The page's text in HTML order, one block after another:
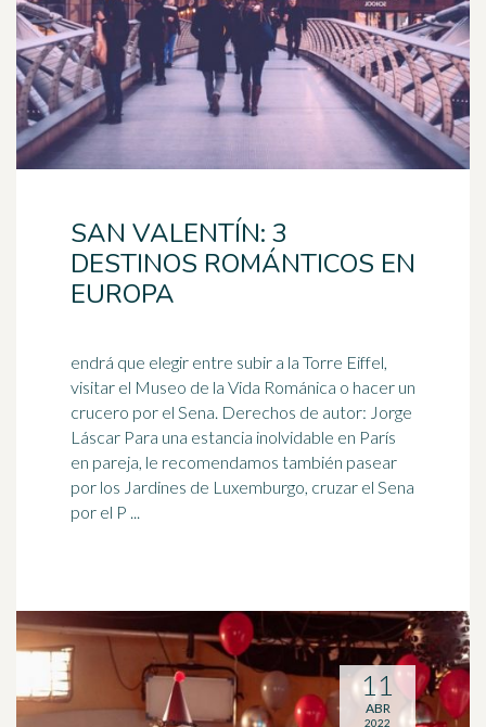
SAN VALENTÍN: 3
DESTINOS ROMÁNTICOS EN
EUROPA
endrá que elegir entre subir a la Torre Eiffel,
visitar el Museo de la Vida Románica o hacer un
crucero por el Sena. Derechos de autor: Jorge
Láscar Para una estancia inolvidable en París
en pareja, le recomendamos también pasear
por los Jardines de Luxemburgo, cruzar el Sena
por el P ...
11
ABR
2022